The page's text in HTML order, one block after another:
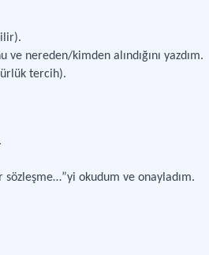
nereden/kimden alındığını yazdım.
tercih).
sözleşme…”yi okudum ve onayladım.